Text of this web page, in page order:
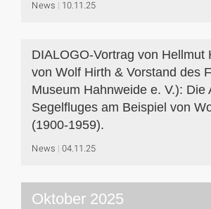
News 10.11.25
DIALOGO-Vortrag von Hellmut
von Wolf Hirth & Vorstand des
Museum Hahnweide e. V.): Die
Segelfluges am Beispiel von
(1900-1959).
News 04.11.25
Oktober 2025